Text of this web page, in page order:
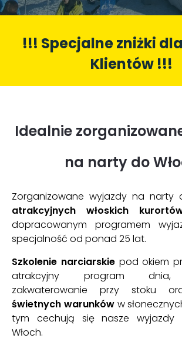
BFC Klub
BLOG
HOTEL BONIFACIO
!!! Specjalne zniżki
Klientów !!!
Idealnie
na narty do
Zorganizowane wyjazdy na narty
atrakcyjnych włoskich
dopracowanym programem
specjalność od ponad 25 lat.
Szkolenie narciarskiepod okiem
atrakcyjny program dnia,
zakwaterowanie przy stoku
świetnych warunkóww
tym cechują się nasze wyjazdy
Włoch.